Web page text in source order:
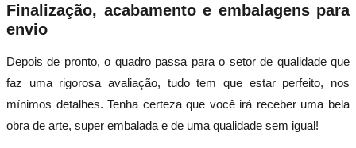
Finalização, acabamento e embalagens para
envio
Depois de pronto, o quadro passa para o setor de qualidade que
faz uma rigorosa avaliação, tudo tem que estar perfeito, nos
mínimos detalhes. Tenha certeza que você irá receber uma bela
obra de arte, super embalada e de uma qualidade sem igual!